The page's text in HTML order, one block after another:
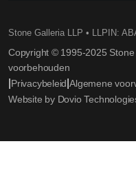
Stone Galleria LLP • LLPIN:
Copyright © 1995-2025 Stone
voorbehouden
Privacybeleid |Algemene
Website by Dovio